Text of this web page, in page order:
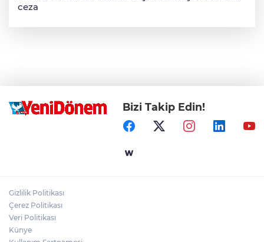
ceza
Bizi Takip Edin!
Gizlilik Politikası
Çerez Politikası
Veri Politikası
Künye